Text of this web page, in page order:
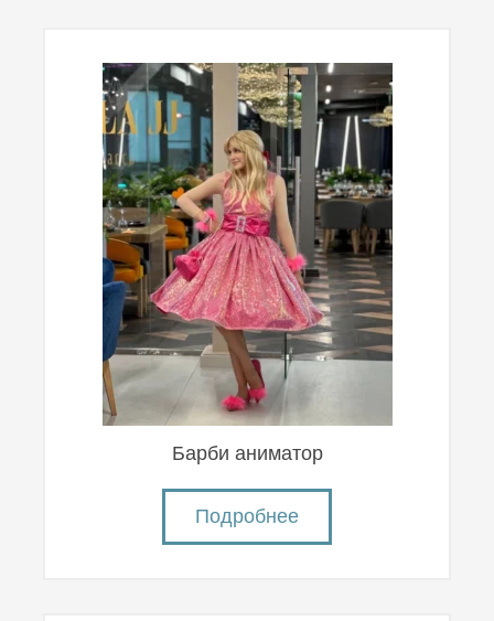
Барби аниматор
Подробнее